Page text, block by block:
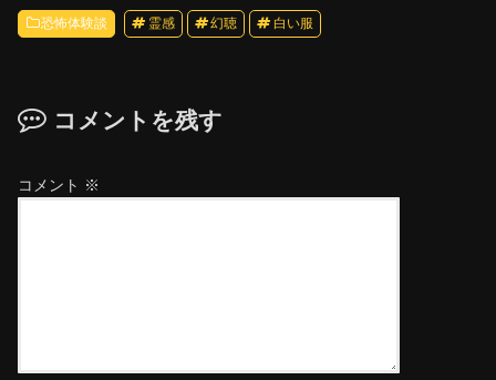
恐怖体験談 霊感 幻聴 白い服
コメントを残す
コメント ※